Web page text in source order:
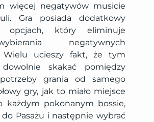
więcej negatywów musicie
Gra posiada dodatkowy
opcjach, który eliminuje
negatywnych
Wielu ucieszy fakt, że tym
skakać pomiędzy
grania od samego
gry, jak to miało miejsce
każdym pokonanym bossie,
Pasażu i następnie wybrać